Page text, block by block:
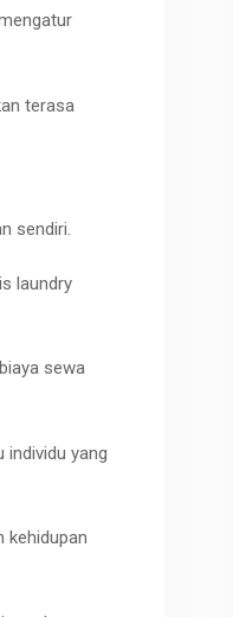
terasa
sendiri.
laundry
sewa
individu yang
kehidupan